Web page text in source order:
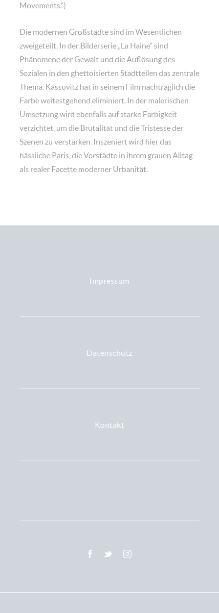
Movements.")
Die modernen Großstädte sind im Wesentlichen
zweigeteilt. In der Bilderserie „La Haine" sind
Phänomene der Gewalt und die Auflösung des
Sozialen in den ghettoisierten Stadtteilen das zentrale
Thema. Kassovitz hat in seinem Film nachträglich die
Farbe weitestgehend eliminiert. In der malerischen
Umsetzung wird ebenfalls auf starke Farbigkeit
verzichtet, um die Brutalität und die Tristesse der
Szenen zu verstärken. Inszeniert wird hier das
hässliche Paris, die Vorstädte in ihrem grauen Alltag
als realer Facette moderner Urbanität.
Impressum
Datenschutz
Kontakt